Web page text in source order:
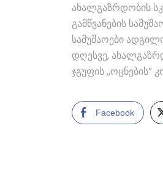
ახალგაზრდობის
გამწვანების
სამუშაოები
დღესვე,
ჯგუფის
Facebook